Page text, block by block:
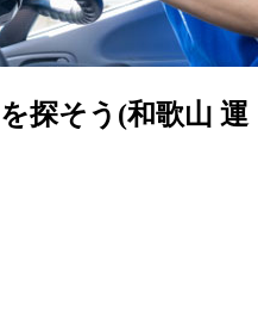
探そう(和歌山 運